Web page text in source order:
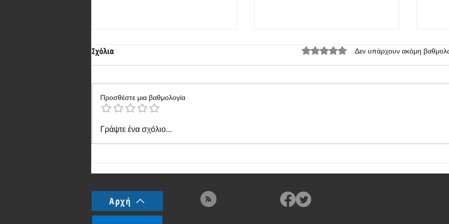
Ανακοινώθηκε το Realme P2 Pro
Σχόλια Βαθμολογήθηκε με 0 από 5 αστέρια.
Δεν υπάρχουν ακόμη
Προσθέστε μια βαθμολογία
Γράψτε ένα σχόλιο...
Αρχή